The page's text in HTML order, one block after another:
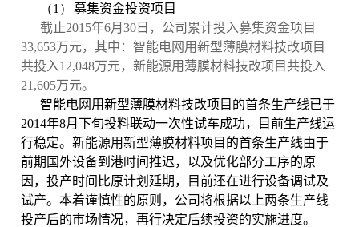
（1）
募集资金投资项目
截止2015年6月30 日，公司累计投入募集资金项目
33,653万元，其中：智能电网用新型薄膜材料技改项目
共投入12,048万元，新能源用薄膜材料技改项目共投入
21,605万元。
智能电网用新型薄膜材料技改项目的首条生产线已于
2014年8月下旬投料联动一次性试车成功，目前生产线运
行稳定。新能源用新型薄膜材料项目的首条生产线由于
前期国外设备到港时间推迟，以及优化部分工序的原
因，投产时间比原计划延期，目前还在进行设备调试及
试产。本着谨慎性的原则，公司将根据以上两条生产线
投产后的市场情况，再行决定后续投资的实施进度。